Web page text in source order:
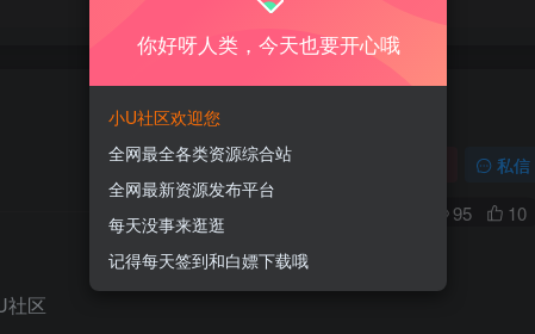
私信
95 10
你好呀人类，今天也要开心哦
小U社区欢迎您
全网最全各类资源综合站
全网最新资源发布平台
每天没事来逛逛
记得每天签到和白嫖下载哦